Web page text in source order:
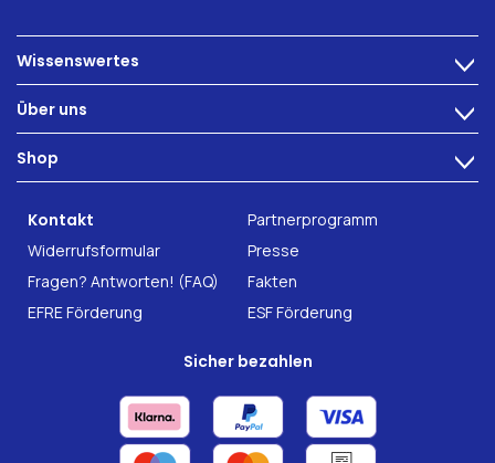
Wissenswertes >
Ernährung
Darmgesundheit
Über uns >
Technologie
Karriere
Forschung
Shop >
INTEST.pro
Nahrungsergänzung
Kontakt
Partnerprogramm
Widerrufsformular
Presse
Fragen? Antworten! (FAQ)
Fakten
EFRE Förderung
ESF Förderung
Sicher bezahlen